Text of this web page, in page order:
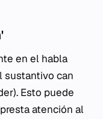
en el habla
sustantivo can
Esto puede
atención al